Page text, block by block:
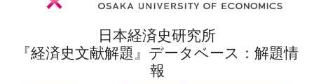
日本経済史研究所
『経済史文献解題』データベース：解題情
報